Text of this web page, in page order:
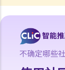
a. 以个人为受权人
1. 我年纪已老，
不确定哪些